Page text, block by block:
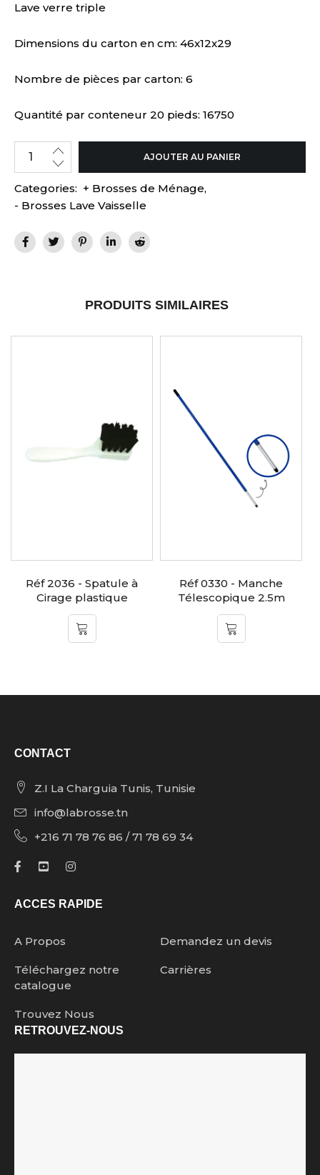
Lave verre triple
Dimensions du carton en cm: 46x12x29
Nombre de pièces par carton: 6
Quantité par conteneur 20 pieds: 16750
AJOUTER AU PANIER
Categories: + Brosses de Ménage,
- Brosses Lave Vaisselle
PRODUITS SIMILAIRES
Réf 2036 - Spatule à
Cirage plastique
Réf 0330 - Manche
Télescopique 2.5m
CONTACT
Z.I La Charguia Tunis, Tunisie
info@labrosse.tn
+216 71 78 76 86 / 71 78 69 34
ACCES RAPIDE
A Propos Demandez un devis
Téléchargez notre
catalogue
Carrières
Trouvez Nous
RETROUVEZ-NOUS